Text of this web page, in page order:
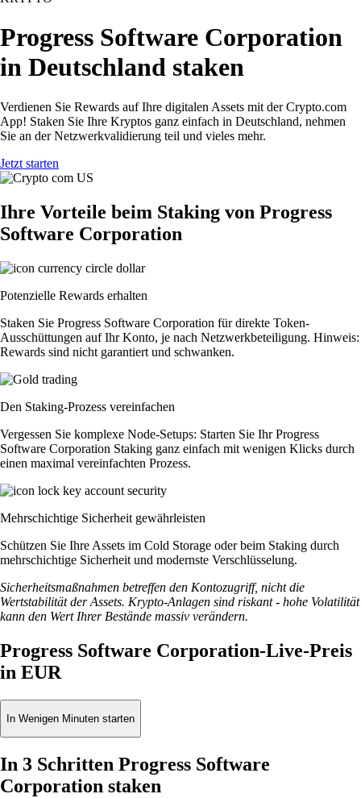
Progress Software Corporation
in Deutschland staken
Verdienen Sie Rewards auf Ihre digitalen Assets mit der Crypto.com
App! Staken Sie Ihre Kryptos ganz einfach in Deutschland, nehmen
Sie an der Netzwerkvalidierung teil und vieles mehr.
Jetzt starten
Ihre Vorteile beim Staking von Progress
Software Corporation
Potenzielle Rewards erhalten
Staken Sie Progress Software Corporation für direkte Token-
Ausschüttungen auf Ihr Konto, je nach Netzwerkbeteiligung. Hinweis:
Rewards sind nicht garantiert und schwanken.
Den Staking-Prozess vereinfachen
Vergessen Sie komplexe Node-Setups: Starten Sie Ihr Progress
Software Corporation Staking ganz einfach mit wenigen Klicks durch
einen maximal vereinfachten Prozess.
Mehrschichtige Sicherheit gewährleisten
Schützen Sie Ihre Assets im Cold Storage oder beim Staking durch
mehrschichtige Sicherheit und modernste Verschlüsselung.
Sicherheitsmaßnahmen betreffen den Kontozugriff, nicht die
Wertstabilität der Assets. Krypto-Anlagen sind riskant - hohe Volatilität
kann den Wert Ihrer Bestände massiv verändern.
Progress Software Corporation-Live-Preis
in EUR
In Wenigen Minuten starten
In 3 Schritten Progress Software
Corporation staken